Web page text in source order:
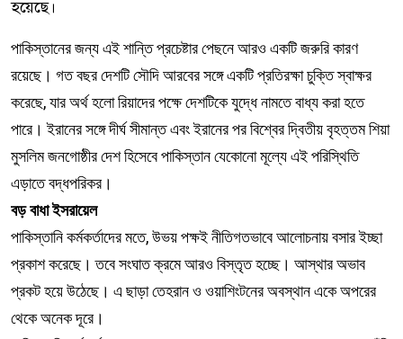
হয়েছে।
পাকিস্তানের জন্য এই শান্তি প্রচেষ্টার পেছনে আরও একটি জরুরি কারণ
রয়েছে। গত বছর দেশটি সৌদি আরবের সঙ্গে একটি প্রতিরক্ষা চুক্তি স্বাক্ষর
করেছে, যার অর্থ হলো রিয়াদের পক্ষে দেশটিকে যুদ্ধে নামতে বাধ্য করা হতে
পারে। ইরানের সঙ্গে দীর্ঘ সীমান্ত এবং ইরানের পর বিশ্বের দ্বিতীয় বৃহত্তম শিয়া
মুসলিম জনগোষ্ঠীর দেশ হিসেবে পাকিস্তান যেকোনো মূল্যে এই পরিস্থিতি
এড়াতে বদ্ধপরিকর।
বড় বাধা ইসরায়েল
পাকিস্তানি কর্মকর্তাদের মতে, উভয় পক্ষই নীতিগতভাবে আলোচনায় বসার ইচ্ছা
প্রকাশ করেছে। তবে সংঘাত ক্রমে আরও বিস্তৃত হচ্ছে। আস্থার অভাব
প্রকট হয়ে উঠেছে। এ ছাড়া তেহরান ও ওয়াশিংটনের অবস্থান একে অপরের
থেকে অনেক দূরে।